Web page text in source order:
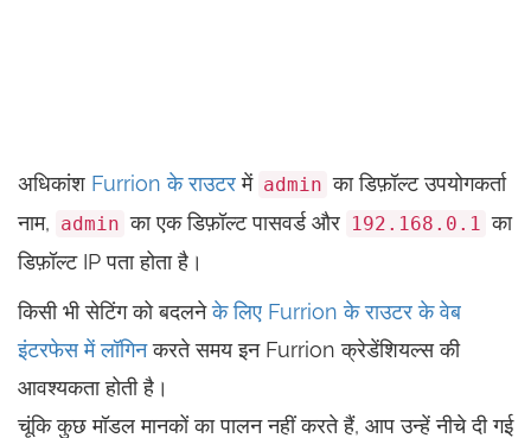
अधिकांश Furrion के राउटरमें admin का डिफ़ॉल्ट उपयोगकर्ता
नाम, admin का एक डिफ़ॉल्ट पासवर्ड और 192.168.0.1 का
डिफ़ॉल्ट IP पता होता है।
किसी भी सेटिंग को बदलनेके लिए Furrion के राउटर के वेब
इंटरफेस में लॉगिनकरते समय इन Furrion क्रेडेंशियल्स की
आवश्यकता होती है।
चूंकि कुछ मॉडल मानकों का पालन नहीं करते हैं, आप उन्हें नीचे दी गई